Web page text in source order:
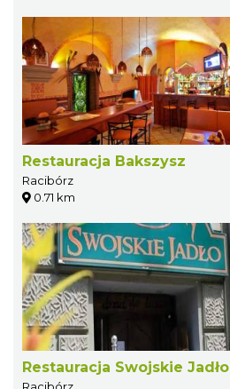
Restauracja Bakszysz
Racibórz
0.71 km
Restauracja Swojskie Jadło